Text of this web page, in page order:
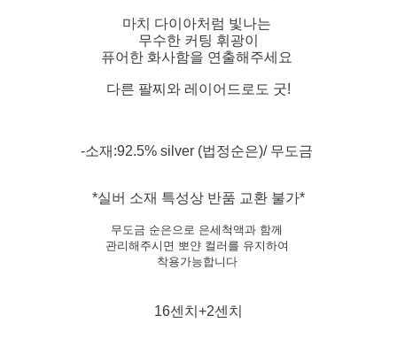
마치 다이아처럼 빛나는
무수한 커팅 휘광이
퓨어한 화사함을 연출해주세요
다른 팔찌와 레이어드로도 굿!
-소재:92.5% silver (법정순은)/ 무도금
*실버 소재 특성상 반품 교환 불가*
무도금 순은으로 은세척액과 함께
관리해주시면 뽀얀 컬러를 유지하여
착용가능합니다
16센치+2센치